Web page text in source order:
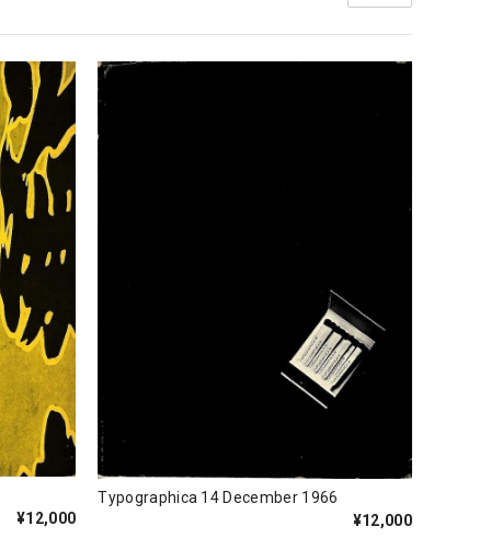
¥12,000
Typographica 14 December 1966
¥12,000